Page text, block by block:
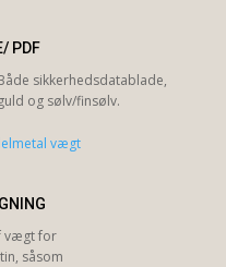
PDF
sikkerhedsdatablade,
og sølv/finsølv.
vægt for
såsom